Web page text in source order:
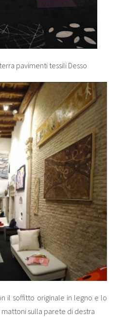
pavimenti tessili Desso
il soffitto originale in legno e lo
sulla parete di destra